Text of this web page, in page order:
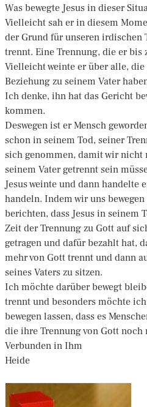
Was bewegte Jesus in dieser
Vielleicht sah er in diesem
der Grund für unseren irdischen
trennt. Eine Trennung, die er bis
Vielleicht weinte er über alle,
Beziehung zu seinem Vater
Ich denke, ihn hat das Gericht
kommen.
Deswegen ist er Mensch
schon in seinem Tod, seiner
sich genommen, damit wir nicht
seinem Vater getrennt sein
Jesus weinte und dann handelte
handeln. Indem wir uns
berichten, dass Jesus in seinem
Zeit der Trennung zu Gott auf
getragen und dafür bezahlt hat,
mehr von Gott trennt und dann
seines Vaters zu sitzen.
Ich möchte darüber bewegt
trennt und besonders möchte
bewegen lassen, dass es
die ihre Trennung von Gott noch
Verbunden in Ihm
Heide